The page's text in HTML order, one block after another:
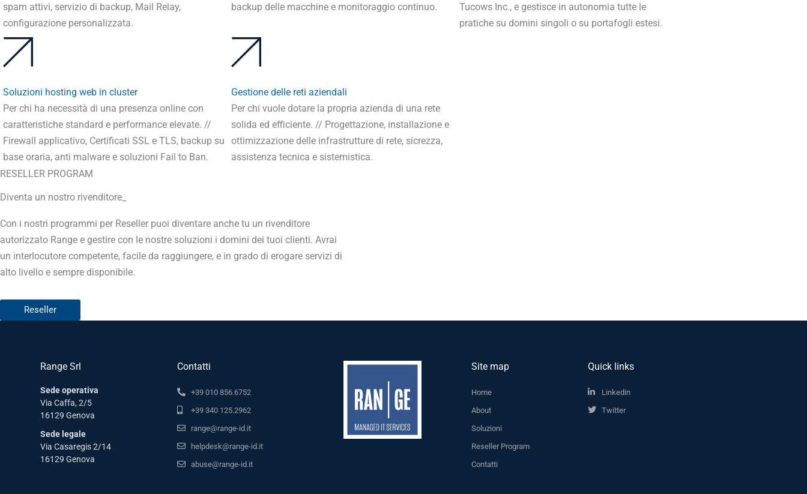
spam attivi, servizio di backup, Mail Relay,
configurazione personalizzata.
backup delle macchine e monitoraggio continuo.
Tucows Inc., e gestisce in autonomia tutte le
pratiche su domini singoli o su portafogli estesi.
Soluzioni hosting web in cluster
Per chi ha necessità di una presenza online con
caratteristiche standard e performance elevate. //
Firewall applicativo, Certificati SSL e TLS, backup su
base oraria, anti malware e soluzioni Fail to Ban.
Gestione delle reti aziendali
Per chi vuole dotare la propria azienda di una rete
solida ed efficiente. // Progettazione, installazione e
ottimizzazione delle infrastrutture di rete, sicrezza,
assistenza tecnica e sistemistica.
RESELLER PROGRAM
Diventa un nostro rivenditore_
Con i nostri programmi per Reseller puoi diventare anche tu un rivenditore
autorizzato Range e gestire con le nostre soluzioni i domini dei tuoi clienti. Avrai
un interlocutore competente, facile da raggiungere, e in grado di erogare servizi di
alto livello e sempre disponibile.
Reseller
Range Srl
Sede operativa
Via Caffa, 2/5
16129 Genova
Sede legale
Via Casaregis 2/14
16129 Genova
Contatti
+39 010 856.6752
+39 340 125.2962
range@range-id.it
helpdesk@range-id.it
abuse@range-id.it
Site map
Home
About
Soluzioni
Reseller Program
Contatti
Quick links
Linkedin
Twitter